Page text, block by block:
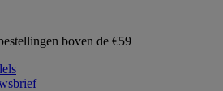
boven de €59